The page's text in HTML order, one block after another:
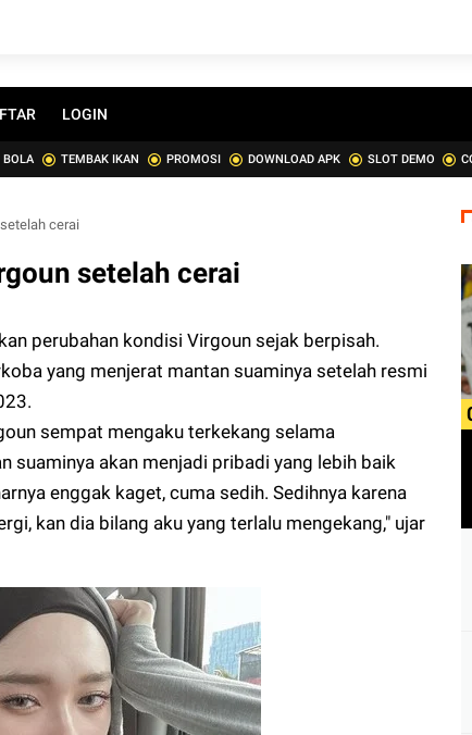
LOGIN
BOLA TEMBAK IKAN PROMOSI DOWNLOAD APK SLOT DEMO
cerai
setelah cerai
perubahan kondisi Virgoun sejak berpisah.
yang menjerat mantan suaminya setelah resmi
sempat mengaku terkekang selama
suaminya akan menjadi pribadi yang lebih baik
enggak kaget, cuma sedih. Sedihnya karena
kan dia bilang aku yang terlalu mengekang," ujar